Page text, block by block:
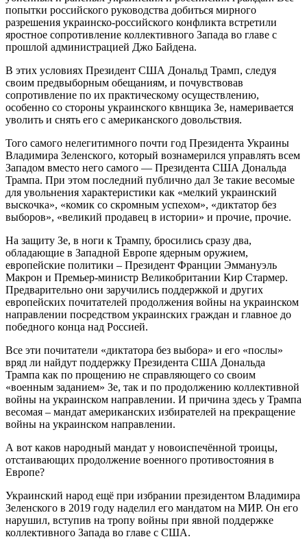
попытки российского руководства добиться мирного
разрешения украинско-российского конфликта встретили
яростное сопротивление коллективного Запада во главе с
прошлой администрацией Джо Байдена.
В этих условиях Президент США Дональд Трамп, следуя
своим предвыборным обещаниям, и почувствовав
сопротивление по их практическому осуществлению,
особенно со стороны украинского квнщика Зе, намеривается
уволить и снять его с американского довольствия.
Того самого нелегитимного почти год Президента Украины
Владимира Зеленского, который вознамерился управлять всем
Западом вместо него самого — Президента США Дональда
Трампа. При этом последний публично дал Зе такие весомые
для увольнения характеристики как «мелкий украинский
выскочка», «комик со скромным успехом», «диктатор без
выборов», «великий продавец в истории» и прочие, прочие.
На защиту Зе, в ноги к Трампу, бросились сразу два,
обладающие в Западной Европе ядерным оружием,
европейские политики – Президент Франции Эммануэль
Макрон и Премьер-министр Великобритании Кир Стармер.
Предварительно они заручились поддержкой и других
европейских почитателей продолжения войны на украинском
направлении посредством украинских граждан и главное до
победного конца над Россией.
Все эти почитатели «диктатора без выбора» и его «послы»
вряд ли найдут поддержку Президента США Дональда
Трампа как по прощению не справляющего со своим
«военным заданием» Зе, так и по продолжению коллективной
войны на украинском направлении. И причина здесь у Трампа
весомая – мандат американских избирателей на прекращение
войны на украинском направлении.
А вот каков народный мандат у новоиспечённой троицы,
отстаивающих продолжение военного противостояния в
Европе?
Украинский народ ещё при избрании президентом Владимира
Зеленского в 2019 году наделил его мандатом на МИР. Он его
нарушил, вступив на тропу войны при явной поддержке
коллективного Запада во главе с США.